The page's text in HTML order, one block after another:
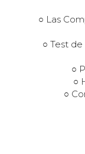
○ Las
○ Test
○
○
○